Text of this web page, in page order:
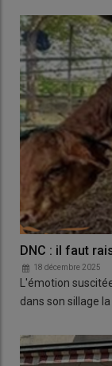
DNC : il faut
18 décembre 2025
L'émotion
dans son sillage